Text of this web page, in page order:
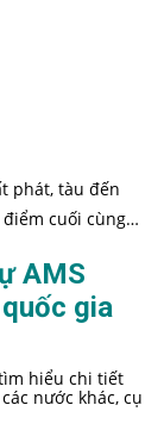
phát, tàu đến
cuối cùng…
AMS
gia
hiểu chi tiết
nước khác, cụ